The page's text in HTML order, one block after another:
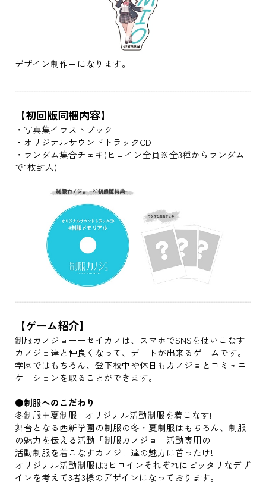
デザイン制作中になります。
【初回版同梱内容】
・写真集イラストブック
・オリジナルサウンドトラックCD
・ランダム集合チェキ(ヒロイン全員※全3種からランダム
で1枚封入)
【ゲーム紹介】
制服カノジョーーセイカノは、スマホでSNSを使いこなす
カノジョ達と仲良くなって、デートが出来るゲームです。
学園ではもちろん、登下校中や休日もカノジョとコミュニ
ケーションを取ることができます。
●制服へのこだわり
冬制服＋夏制服+オリジナル活動制服を着こなす!
舞台となる西新学園の制服の冬・夏制服はもちろん、制服
の魅力を伝える活動「制服カノジョ」活動専用の
活動制服を着こなすカノジョ達の魅力に首ったけ!
オリジナル活動制服は3ヒロインそれぞれにピッタリなデザ
インを考えて3者3様のデザインになっております。